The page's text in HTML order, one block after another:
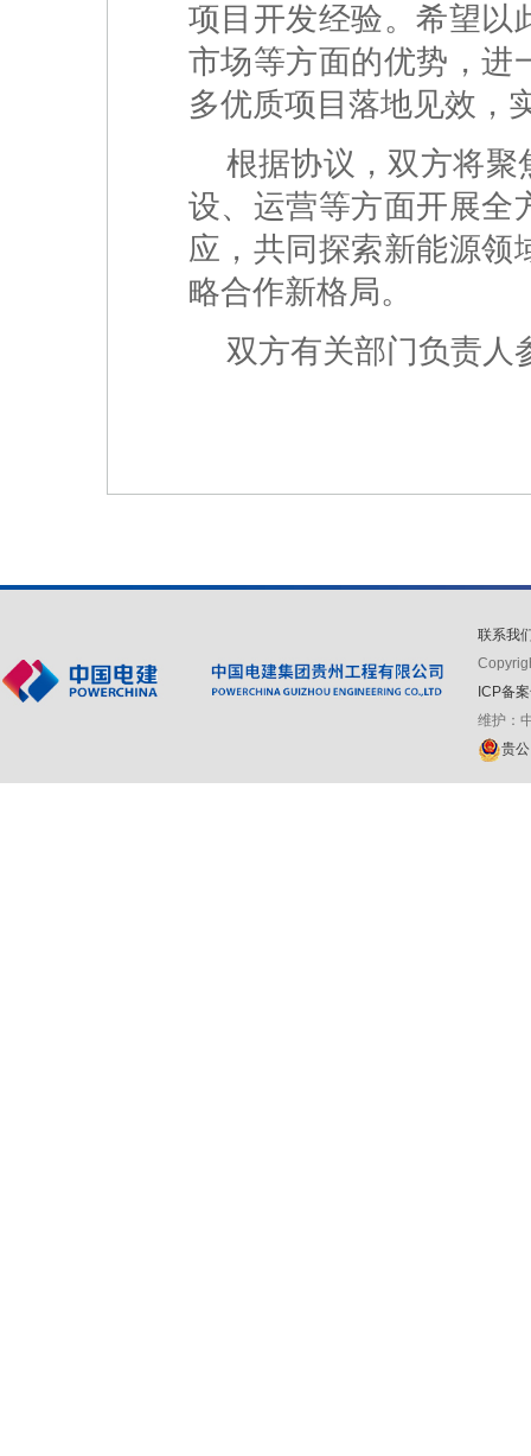
项目开发经验。希望以
市场等方面的优势，进
多优质项目落地见效，
根据协议，双方将
设、运营等方面开展全
应，共同探索新能源领
略合作新格局。
双方有关部门负责人
联系我
ICP备
维护：
贵